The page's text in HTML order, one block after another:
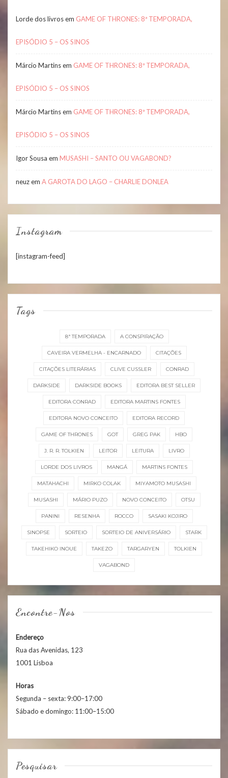
Lorde dos livrosem GAME OF THRONES: 8ª TEMPORADA,
EPISÓDIO 5 – OS SINOS
Márcio Martinsem GAME OF THRONES: 8ª TEMPORADA,
EPISÓDIO 5 – OS SINOS
Márcio Martinsem GAME OF THRONES: 8ª TEMPORADA,
EPISÓDIO 5 – OS SINOS
Igor Sousa em MUSASHI – SANTO OU VAGABOND?
neuzem A GAROTA DO LAGO – CHARLIE DONLEA
Instagram
[instagram-feed]
Tags
8ª TEMPORADA A CONSPIRAÇÃO
CAVEIRA VERMELHA - ENCARNADO CITAÇÕES
CITAÇÕES LITERÁRIAS CLIVE CUSSLER CONRAD
DARKSIDE DARKSIDE BOOKS EDITORA BEST SELLER
EDITORA CONRAD EDITORA MARTINS FONTES
EDITORA NOVO CONCEITO EDITORA RECORD
GAME OF THRONES GOT GREG PAK HBO
J. R. R. TOLKIEN LEITOR LEITURA LIVRO
LORDE DOS LIVROS MANGÁ MARTINS FONTES
MATAHACHI MIRKO COLAK MIYAMOTO MUSASHI
MUSASHI MÁRIO PUZO NOVO CONCEITO OTSU
PANINI RESENHA ROCCO SASAKI KOJIRO
SINOPSE SORTEIO SORTEIO DE ANIVERSÁRIO STARK
TAKEHIKO INOUE TAKEZO TARGARYEN TOLKIEN
VAGABOND
Encontre-Nos
Endereço
Rua das Avenidas, 123
1001 Lisboa
Horas
Segunda – sexta: 9:00–17:00
Sábado e domingo: 11:00–15:00
Pesquisar